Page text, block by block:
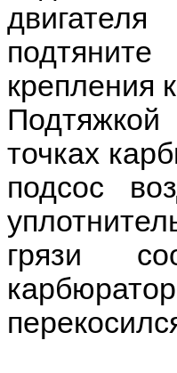
подтяните
крепления
точках
подсос
грязи